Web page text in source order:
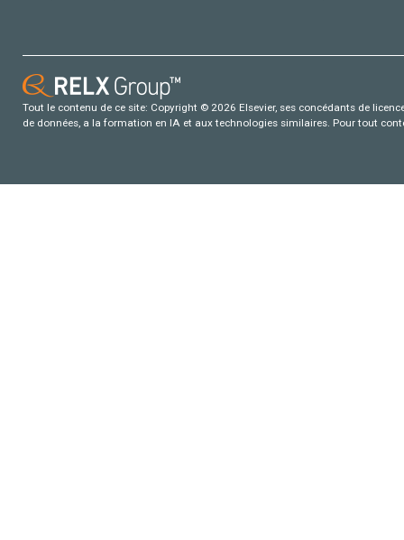
Tout le contenu de ce site: Copyright © 2026 Elsevier, ses concédants de
de données, a la formation en IA et aux technologies similaires. Pour tout